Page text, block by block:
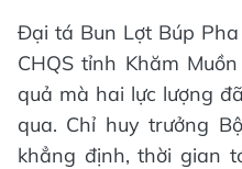
Đại tá Bun Lợt Búp
CHQS tỉnh Khăm
quả mà hai lực lượng
qua. Chỉ huy trưởng
khẳng định, thời gian